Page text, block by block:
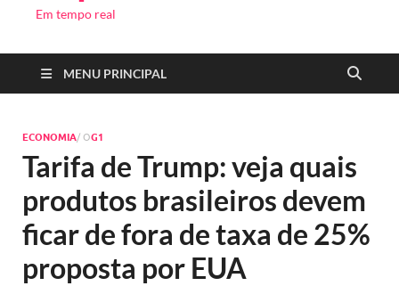
Em tempo real
MENU PRINCIPAL
ECONOMIA/ OG1
Tarifa de Trump: veja quais
produtos brasileiros devem
ficar de fora de taxa de 25%
proposta por EUA